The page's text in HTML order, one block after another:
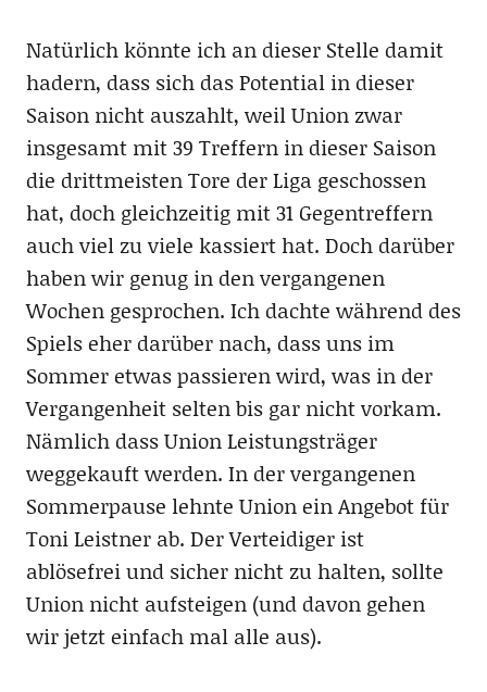
Natürlich könnte ich an dieser Stelle damit
hadern, dass sich das Potential in dieser
Saison nicht auszahlt, weil Union zwar
insgesamt mit 39 Treffern in dieser Saison
die drittmeisten Tore der Liga geschossen
hat, doch gleichzeitig mit 31 Gegentreffern
auch viel zu viele kassiert hat. Doch darüber
haben wir genug in den vergangenen
Wochen gesprochen. Ich dachte während des
Spiels eher darüber nach, dass uns im
Sommer etwas passieren wird, was in der
Vergangenheit selten bis gar nicht vorkam.
Nämlich dass Union Leistungsträger
weggekauft werden. In der vergangenen
Sommerpause lehnte Union ein Angebot für
Toni Leistner ab. Der Verteidiger ist
ablösefrei und sicher nicht zu halten, sollte
Union nicht aufsteigen (und davon gehen
wir jetzt einfach mal alle aus).